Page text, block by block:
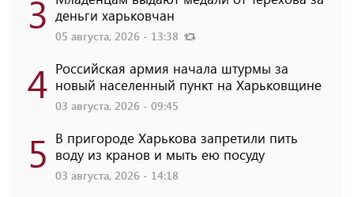
3 деньги харьковчан
05 августа, 2026 - 13:38
4 Российская армия начала штурмы за
новый населенный пункт на Харьковщине
03 августа, 2026 - 09:45
5 В пригороде Харькова запретили пить
воду из кранов и мыть ею посуду
03 августа, 2026 - 14:18